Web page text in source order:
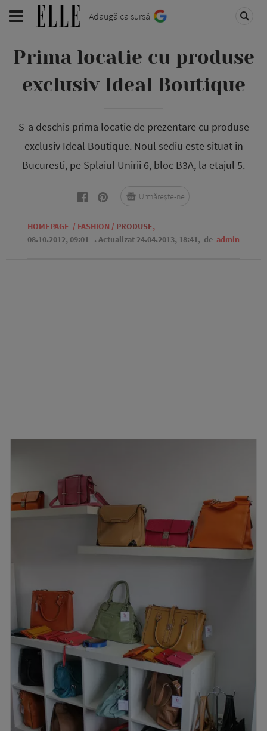
Adaugă ca sursă
Prima locatie cu produse
exclusiv Ideal Boutique
S-a deschis prima locatie de prezentare cu produse
exclusiv Ideal Boutique. Noul sediu este situat in
Bucuresti, pe Splaiul Unirii 6, bloc B3A, la etajul 5.
HOMEPAGE / FASHION / PRODUSE,
08.10.2012, 09:01 . Actualizat 24.04.2013, 18:41, de admin
Urmărește-ne